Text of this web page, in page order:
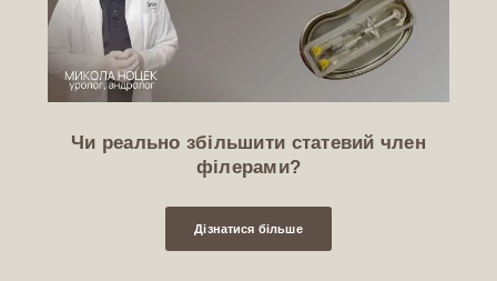
Чи реально збільшити статевий член
філерами?
Дізнатися більше